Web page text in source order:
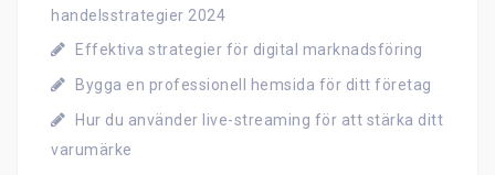
handelsstrategier 2024
Effektiva strategier för digital marknadsföring
Bygga en professionell hemsida för ditt företag
Hur du använder live-streaming för att stärka ditt
varumärke